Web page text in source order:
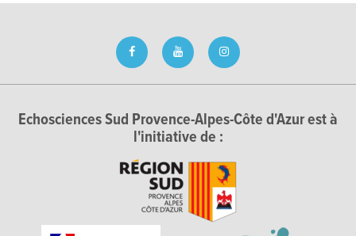
Echosciences Sud Provence-Alpes-Côte d'Azur est à
l'initiative de :